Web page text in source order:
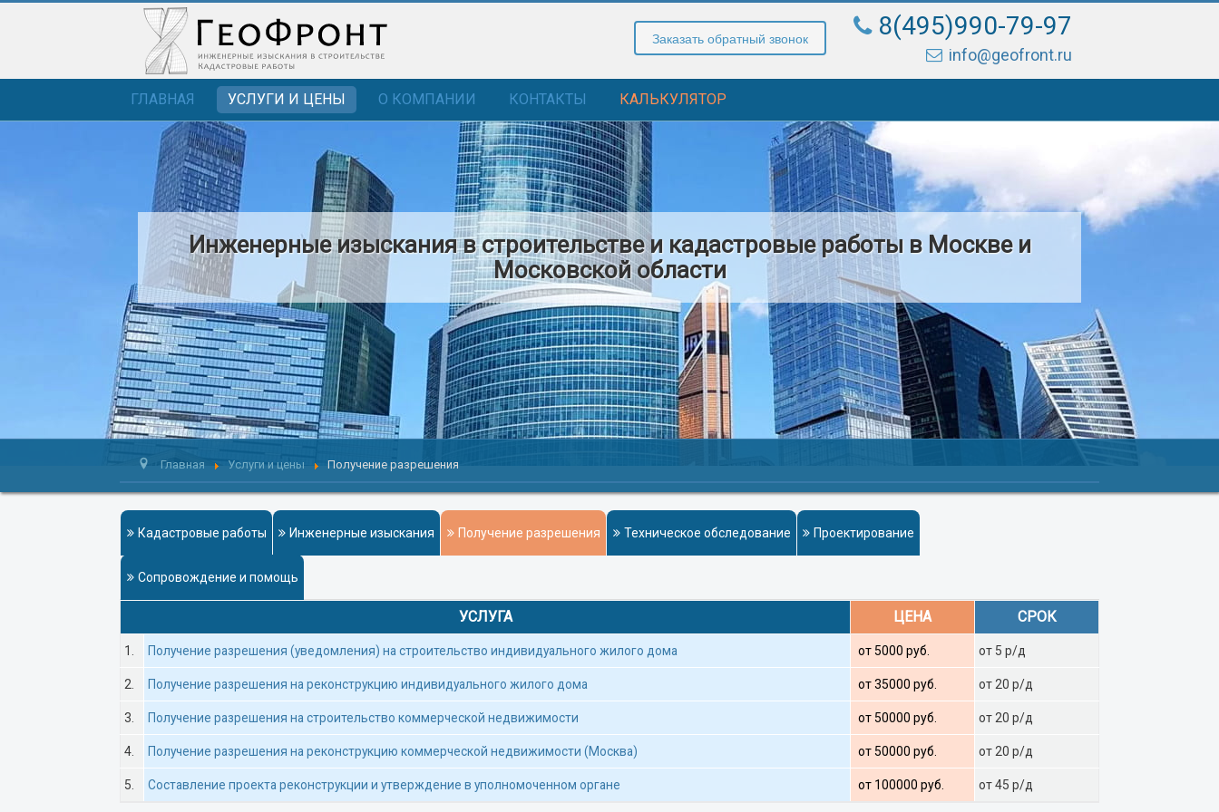
8(495)990-79-97
info@geofront.ru
Заказать обратный звонок
ГЛАВНАЯ УСЛУГИ И ЦЕНЫ О КОМПАНИИ КОНТАКТЫ КАЛЬКУЛЯТОР
Инженерные изыскания в строительстве и кадастровые работы в Москве и
Московской области
Главная Услуги и цены Получение разрешения
Кадастровые работы Инженерные изыскания Получение разрешения Техническое обследование Проектирование
Сопровождение и помощь
УСЛУГА ЦЕНА СРОК
1. Получение разрешения (уведомления) на строительство индивидуального жилого дома от 5000 руб. от 5 р/д
2. Получение разрешения на реконструкцию индивидуального жилого дома от 35000 руб. от 20 р/д
3. Получение разрешения на строительство коммерческой недвижимости от 50000 руб. от 20 р/д
4. Получение разрешения на реконструкцию коммерческой недвижимости (Москва) от 50000 руб. от 20 р/д
5. Составление проекта реконструкции и утверждение в уполномоченном органе от 100000 руб. от 45 р/д